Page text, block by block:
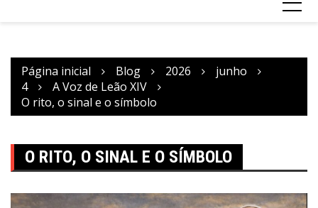
Página inicial Blog 2026
junho
4
A Voz de Leão XIV
O rito, o sinal e o símbolo
O RITO, O SINAL E O SÍMBOLO